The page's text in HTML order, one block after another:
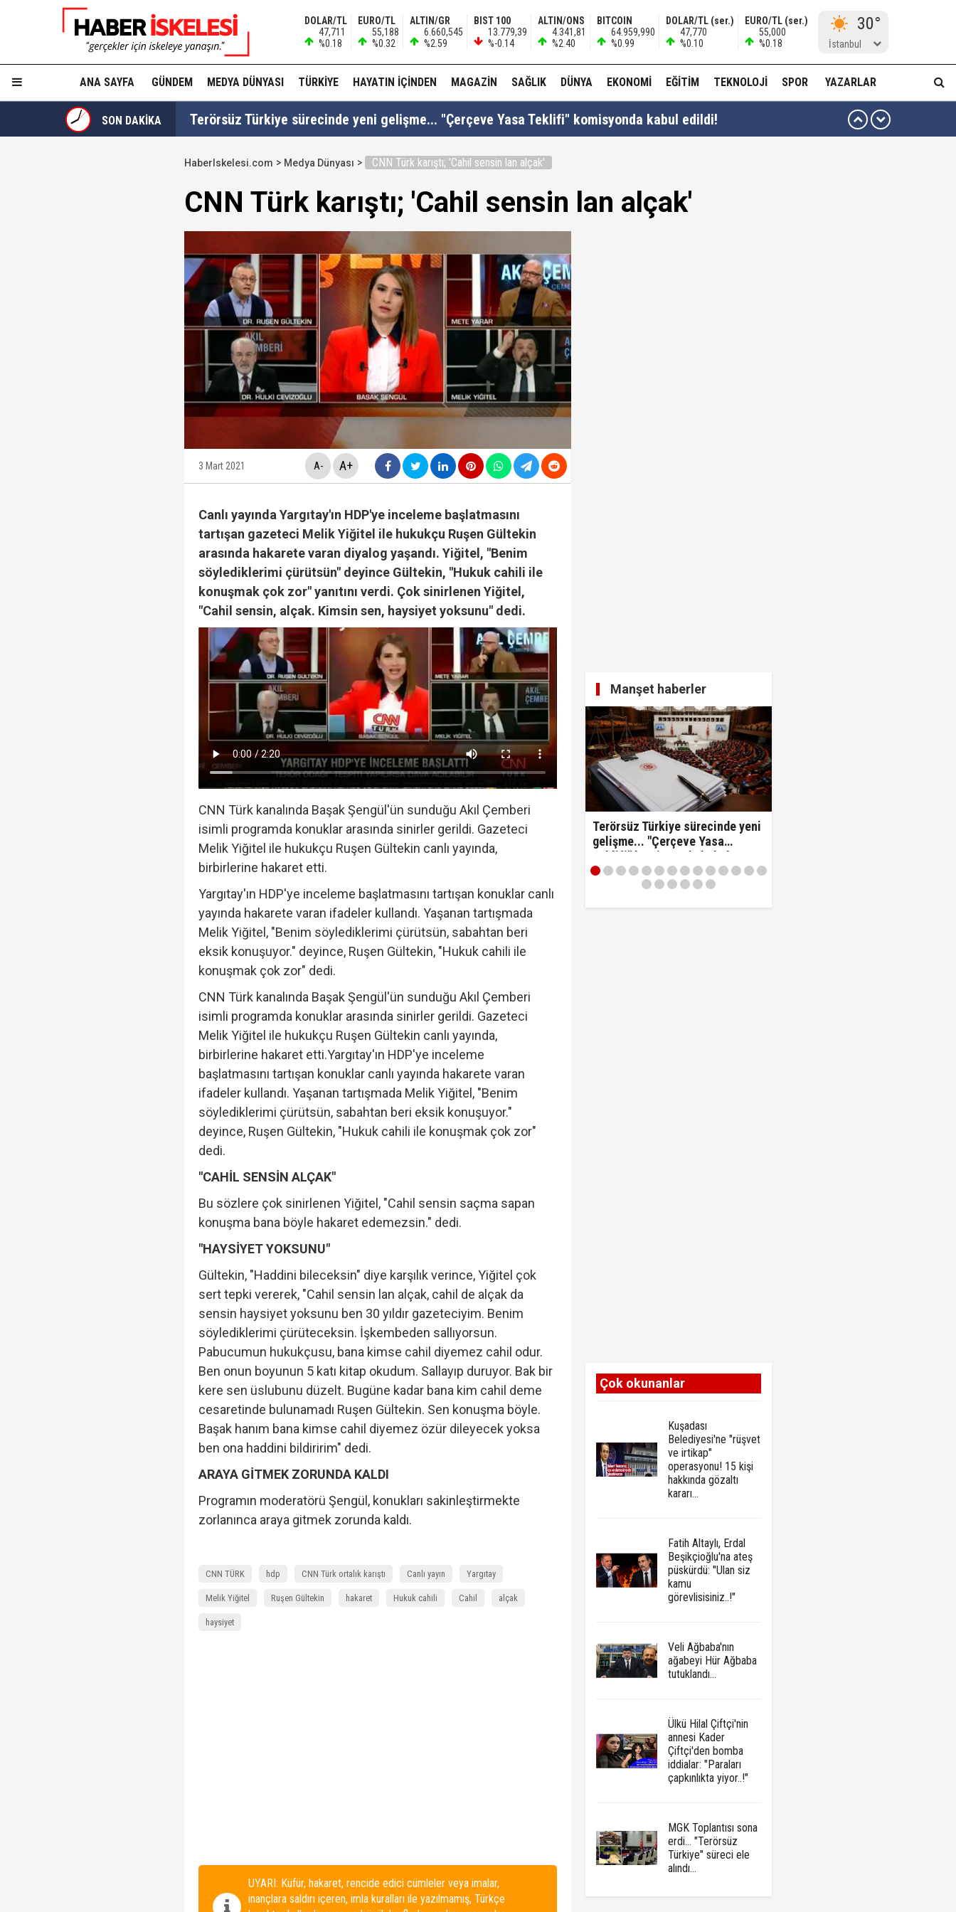
DOLAR/TL
47,711
%0.18
EURO/TL
55,188
%0.32
ALTIN/GR
6.660,545
%2.59
BIST 100
13.779,39
%-0.14
ALTIN/ONS
4.341,81
%2.40
BITCOIN
64.959,990
%0.99
DOLAR/TL (ser.)
47,770
%0.10
EURO/TL (ser.)
55,000
%0.18
30°
İstanbul
ANA SAYFA GÜNDEM MEDYA DÜNYASI TÜRKIYE HAYATIN İÇINDEN MAGAZIN SAĞLIK DÜNYA EKONOMI EĞITIM TEKNOLOJI SPOR YAZARLAR
SON DAKİKA Terörsüz Türkiye sürecinde yeni gelişme... "Çerçeve Yasa Teklifi" komisyonda kabul edildi!
TGRT Ankara Temsilcisi Fatih Atik: "Bakan Gürlek 'Demirtaş'ın düzenlemeden yararlanamayacağına dair açıklama
Cumhurbaşkanı Erdoğan: "Anlaşma tüm kardeş ülkelerin katılımına açıktır..!"
Fatma Kaplan Hürriyet cezaevinde milletvekilleriyle tartıştı: "'Beni siz ihbar ettiniz' diyerek vekilleri kovdu..!"
Ülkü Hilal Çiftçi'nin annesi Kader Çiftçi'den bomba iddialar: "Paraları çapkınlıkta yiyor..!"
YSK, YENİ Parti kararını verdi...Yakupoğlu, YSK'ya geri döndü....
Kuşadası Belediyesi'ne "rüşvet ve irtikap" operasyonu! 15 kişi hakkında gözaltı kararı...
Protesto oylar araştırmaya damga vurdu… Son ankette YENİ Parti'nin sıralaması dikkat çekti!
Veli Ağbaba'nın ağabeyi Hür Ağbaba tutuklandı...
Rasim Ozan Kütahyalı itirafçı mı? Kim bu genel yayın yönetmeni?
HaberIskelesi.com Medya Dünyası CNN Türk karıştı; 'Cahil sensin lan alçak'
CNN Türk karıştı; 'Cahil sensin lan alçak'
3 Mart 2021 A- A+
Canlı yayında Yargıtay'ın HDP'ye inceleme başlatmasını
tartışan gazeteci Melik Yiğitel ile hukukçu Ruşen Gültekin
arasında hakarete varan diyalog yaşandı. Yiğitel, "Benim
söylediklerimi çürütsün" deyince Gültekin, "Hukuk cahili ile
konuşmak çok zor" yanıtını verdi. Çok sinirlenen Yiğitel,
"Cahil sensin, alçak. Kimsin sen, haysiyet yoksunu" dedi.
CNN Türk kanalında Başak Şengül'ün sunduğu Akıl Çemberi
isimli programda konuklar arasında sinirler gerildi. Gazeteci
Melik Yiğitel ile hukukçu Ruşen Gültekin canlı yayında,
birbirlerine hakaret etti.
Yargıtay'ın HDP'ye inceleme başlatmasını tartışan konuklar canlı
yayında hakarete varan ifadeler kullandı. Yaşanan tartışmada
Melik Yiğitel, "Benim söylediklerimi çürütsün, sabahtan beri
eksik konuşuyor." deyince, Ruşen Gültekin, "Hukuk cahili ile
konuşmak çok zor" dedi.
CNN Türk kanalında Başak Şengül'ün sunduğu Akıl Çemberi
isimli programda konuklar arasında sinirler gerildi. Gazeteci
Melik Yiğitel ile hukukçu Ruşen Gültekin canlı yayında,
birbirlerine hakaret etti.Yargıtay'ın HDP'ye inceleme
başlatmasını tartışan konuklar canlı yayında hakarete varan
ifadeler kullandı. Yaşanan tartışmada Melik Yiğitel, "Benim
söylediklerimi çürütsün, sabahtan beri eksik konuşuyor."
deyince, Ruşen Gültekin, "Hukuk cahili ile konuşmak çok zor"
dedi.
"CAHİL SENSİN ALÇAK"
Bu sözlere çok sinirlenen Yiğitel, "Cahil sensin saçma sapan
konuşma bana böyle hakaret edemezsin." dedi.
"HAYSİYET YOKSUNU"
Gültekin, "Haddini bileceksin" diye karşılık verince, Yiğitel çok
sert tepki vererek, "Cahil sensin lan alçak, cahil de alçak da
sensin haysiyet yoksunu ben 30 yıldır gazeteciyim. Benim
söylediklerimi çürüteceksin. İşkembeden sallıyorsun.
Pabucumun hukukçusu, bana kimse cahil diyemez cahil odur.
Ben onun boyunun 5 katı kitap okudum. Sallayıp duruyor. Bak bir
kere sen üslubunu düzelt. Bugüne kadar bana kim cahil deme
cesaretinde bulunamadı Ruşen Gültekin. Sen konuşma böyle.
Başak hanım bana kimse cahil diyemez özür dileyecek yoksa
ben ona haddini bildiririm" dedi.
ARAYA GİTMEK ZORUNDA KALDI
Programın moderatörü Şengül, konukları sakinleştirmekte
zorlanınca araya gitmek zorunda kaldı.
CNN TÜRK hdp CNN Türk ortalık karıştı Canlı yayın Yargıtay
Melik Yiğitel Ruşen Gültekin hakaret Hukuk cahili Cahil alçak
haysiyet
UYARI: Küfür, hakaret, rencide edici cümleler veya imalar,
inançlara saldırı içeren, imla kuralları ile yazılmamış, Türkçe
Manşet haberler
Terörsüz Türkiye sürecinde yeni
gelişme... "Çerçeve Yasa
Teklifi" komisyonda kabul
edildi!
Çok okunanlar
Kuşadası
Belediyesi'ne "rüşvet
ve irtikap"
operasyonu! 15 kişi
hakkında gözaltı
kararı...
Fatih Altaylı, Erdal
Beşikçioğlu'na ateş
püskürdü: "Ulan siz
kamu
görevlisisiniz..!"
Veli Ağbaba'nın
ağabeyi Hür Ağbaba
tutuklandı...
Ülkü Hilal Çiftçi'nin
annesi Kader
Çiftçi'den bomba
iddialar: "Paraları
çapkınlıkta yiyor..!"
MGK Toplantısı sona
erdi... "Terörsüz
Türkiye" süreci ele
alındı...